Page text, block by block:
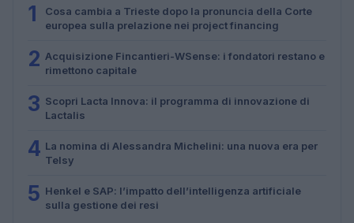
1
Cosa cambia a Trieste dopo la pronuncia della Corte
europea sulla prelazione nei project financing
2 Acquisizione Fincantieri-WSense: i fondatori restano e
rimettono capitale
3 Scopri Lacta Innova: il programma di innovazione di
Lactalis
4 La nomina di Alessandra Michelini: una nuova era per
Telsy
5 Henkel e SAP: l’impatto dell’intelligenza artificiale
sulla gestione dei resi